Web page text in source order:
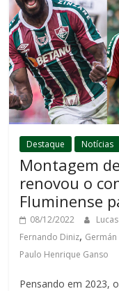
Destaque Notícias
Montagem
renovou o
Fluminense
08/12/2022
Fernando Diniz, Germán
Paulo Henrique Ganso
Pensando em 2023,